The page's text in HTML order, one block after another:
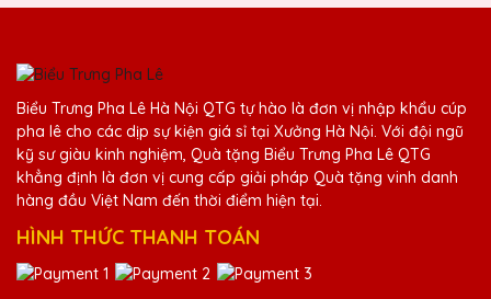
Đặng Thị Mai
25/11/2025
Cúp pha lê của Quà Tặng Pha Lê QTG thật
sự đẳng cấp và sang trọng. Công ty mình
đã nhận được rất nhiều lời khen từ đối tác
Biểu Trưng Pha Lê Hà Nội QTG tự hào là đơn vị nhập khẩu cúp
pha lê cho các dịp sự kiện giá sỉ tại Xưởng Hà Nội. Với đội ngũ
kỹ sư giàu kinh nghiệm, Quà tặng Biểu Trưng Pha Lê QTG
khẳng định là đơn vị cung cấp giải pháp Quà tặng vinh danh
hàng đầu Việt Nam đến thời điểm hiện tại.
HÌNH THỨC THANH TOÁN